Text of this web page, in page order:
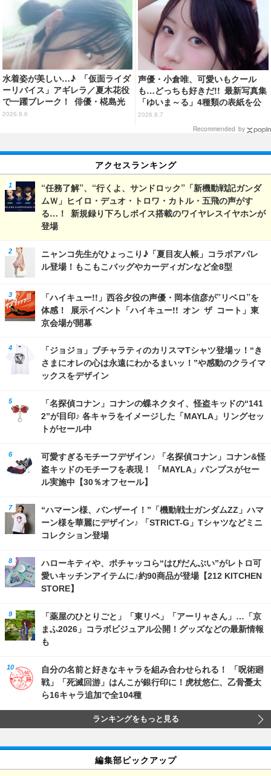
水着姿が美しい…♪ 「仮面ライダ
ーリバイス」アギレラ／夏木花役
で一躍ブレーク！ 俳優・椛島光
の2nd写真集が予約開始
2026.8.6
声優・小倉唯、可愛いもクール
も…どっちも好きだ!! 最新写真集
「ゆいま～る」4種類の表紙を公
開！「成長した私の姿を楽しんで
いただけたら」
2026.8.7
Recommended by
アクセスランキング
“任務了解”、“行くよ、サンドロック”「新機動戦記ガンダ
ムＷ」ヒイロ・デュオ・トロワ・カトル・五飛の声がす
る…！ 新規録り下ろしボイス搭載のワイヤレスイヤホンが
登場
ニャンコ先生がひょっこり♪「夏目友人帳」コラボアパレ
ル登場！もこもこバッグやカーディガンなど全8型
「ハイキュー!!」西谷夕役の声優・岡本信彦が”リベロ”を
体感！ 展示イベント「ハイキュー!! オン ザ コート」東
京会場が開幕
「ジョジョ」ブチャラティのカリスマTシャツ登場ッ！“き
さまにオレの心は永遠にわかるまいッ！”や感動のクライマ
ックスをデザイン
「名探偵コナン」コナンの蝶ネクタイ、怪盗キッドの“141
2”が目印♪ 各キャラをイメージした「MAYLA」リングセッ
トがセール中
可愛すぎるモチーフデザイン♪ 「名探偵コナン」コナン&怪
盗キッドのモチーフを表現！ 「MAYLA」パンプスがセー
ル実施中【30％オフセール】
“ハマーン様、バンザーイ！”「機動戦士ガンダムZZ」ハマ
ーン様を華麗にデザイン♪ 「STRICT-G」Tシャツなどミニ
コレクション登場
ハローキティや、ポチャッコら“はぴだんぶい”がレトロ可
愛いキッチンアイテムに♪約90商品が登場【212 KITCHEN
STORE】
「薬屋のひとりごと」「東リベ」「アーリャさん」…「京
まふ2026」コラボビジュアル公開！グッズなどの最新情報
も
自分の名前と好きなキャラを組み合わせられる！ 「呪術廻
戦」「死滅回游」はんこが銀行印に！虎杖悠仁、乙骨憂太
ら16キャラ追加で全104種
ランキングをもっと見る
編集部ピックアップ